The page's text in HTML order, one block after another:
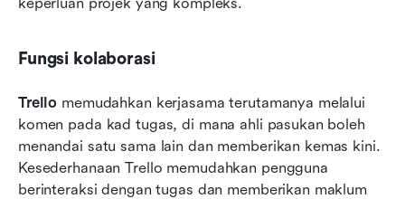
Fungsi kolaborasi
Trello memudahkan kerjasama terutamanya melalui
komen pada kad tugas, di mana ahli pasukan boleh
menandai satu sama lain dan memberikan kemas kini.
Kesederhanaan Trello memudahkan pengguna
berinteraksi dengan tugas dan memberikan maklum